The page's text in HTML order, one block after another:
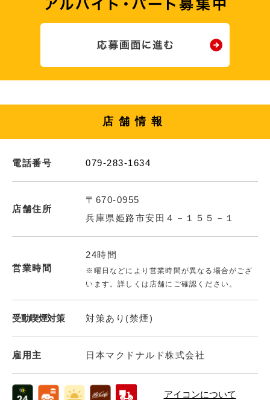
店舗情報
電話番号 079-283-1634
店舗住所
〒670-0955
兵庫県姫路市安田４－１５５－１
営業時間
24時間
※曜日などにより営業時間が異なる場合がござ
います。詳しくは店舗にご確認ください。
受動喫煙対策 対策あり(禁煙)
雇用主 日本マクドナルド株式会社
アイコンについて